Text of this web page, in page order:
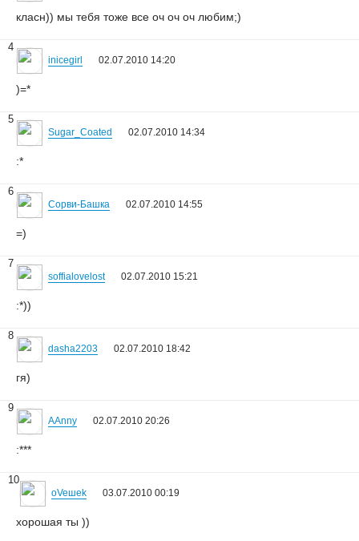
класн)) мы тебя тоже все оч оч оч любим;)
4
inicegirl 02.07.2010 14:20
)=*
5
Sugar_Coated 02.07.2010 14:34
:*
6
Сорви-Башка 02.07.2010 14:55
=)
7
soffialovelost 02.07.2010 15:21
:*))
8
dasha2203 02.07.2010 18:42
гя)
9
AAnny 02.07.2010 20:26
:***
10
oVeшеk 03.07.2010 00:19
хорошая ты ))